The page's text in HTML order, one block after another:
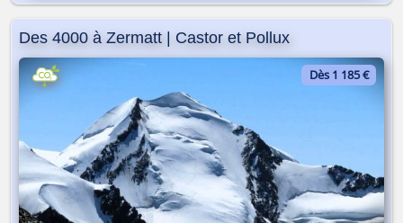
Pourquoi pas vous ? 😎
Des 4000 à Zermatt | Castor et Pollux
Dès 1 185 €